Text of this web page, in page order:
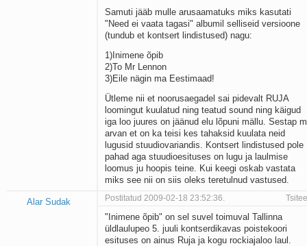
Laul teost
Põhi, lõuna, ida, lääs
Elupõline kaja
Perekondlik
Kassimäng
Üle müüri
Valgusemaastikud
Kaks pihtimust
Ahtumine
Braueri lint
Samuti jääb mulle arusaamatuks miks kasutati
"Need ei vaata tagasi" albumil selliseid versioone
(tundub et kontsert lindistused) nagu:
1)Inimene õpib
2)To Mr Lennon
3)Eile nägin ma Eestimaad!
Ütleme nii et noorusaegadel sai pidevalt RUJA
loomingut kuulatud ning teatud sound ning käigud
iga loo juures on jäänud elu lõpuni mällu. Sestap
arvan et on ka teisi kes tahaksid kuulata neid
lugusid stuudiovariandis. Kontsert lindistused pole
pahad aga stuudioesituses on lugu ja laulmise
loomus ju hoopis teine. Kui keegi oskab vastata
miks see nii on siis oleks teretulnud vastused.
Alar Sudak Postitatud 2009-02-18 23:52:36.
"Inimene õpib" on sel suvel toimuval Tallinna
üldlaulupeo 5. juuli kontserdikavas poistekoori
esituses on ainus Ruja ja kogu rockiajaloo laul.